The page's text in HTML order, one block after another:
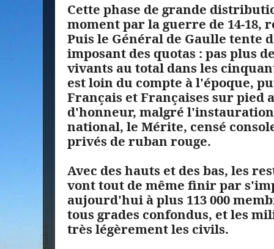
Cette phase de grande
moment par la guerre de 14-18,
Puis le Général de Gaulle
imposant des quotas : pas plus
vivants au total dans les
est loin du compte à l'époque,
Français et Françaises sur pied
d'honneur, malgré
national, le Mérite, censé
privés de ruban rouge.
Avec des hauts et des bas, les
vont tout de même finir par
aujourd'hui à plus 113 000
tous grades confondus, et les
très légèrement les civils.